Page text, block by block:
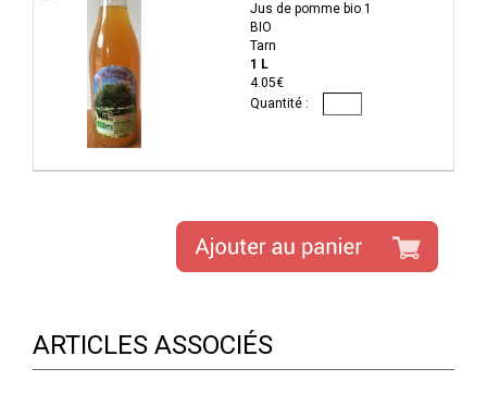
Jus de pomme bio 1
BIO
Tarn
1 L
4.05€
ARTICLES ASSOCIÉS